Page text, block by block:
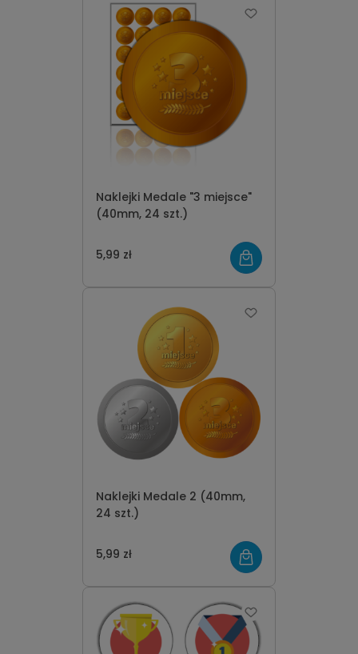
Naklejki Medale "3 miejsce"
(40mm, 24 szt.)
5,99 zł
Naklejki Medale 2 (40mm,
24 szt.)
5,99 zł